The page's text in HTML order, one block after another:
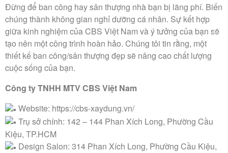
Đừng để ban công hay sân thượng nhà bạn bị lãng phí. Biến
chúng thành không gian nghỉ dưỡng cá nhân. Sự kết hợp
giữa kinh nghiệm của CBS Việt Nam và ý tưởng của bạn sẽ
tạo nên một công trình hoàn hảo. Chúng tôi tin rằng, một
thiết kế ban công/sân thượng đẹp sẽ nâng cao chất lượng
cuộc sống của bạn.
Công ty TNHH MTV CBS Việt Nam
Website: https://cbs-xaydung.vn/
Trụ sở chính: 142 – 144 Phan Xích Long, Phường Cầu
Kiệu, TP.HCM
Design Salon: 314 Phan Xích Long, Phường Cầu Kiệu,